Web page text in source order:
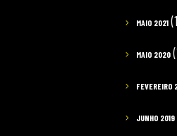
MAIO 2021
MAIO 2020
FEVEREIRO
JUNHO 2019